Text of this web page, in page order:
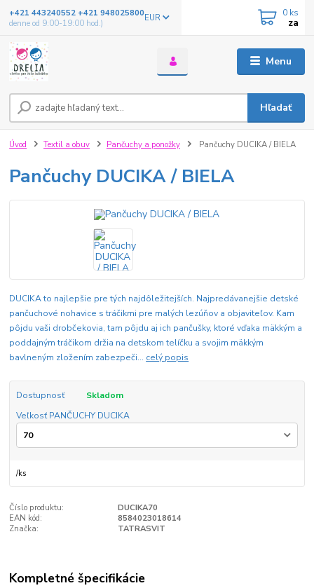
Menu
EUR
Hľadať
+421 443240552 +421 948025800
denne od 9:00-19:00 hod.)
0 ks
za
Úvod Textil a obuv Pančuchy a ponožky Pančuchy DUCIKA / BIELA
Pančuchy DUCIKA / BIELA
DUCIKA to najlepšie pre tých najdôležitejších. Najpredávanejšie detské
pančuchové nohavice s tráčikmi pre malých lezúňov a objaviteľov. Kam
pôjdu vaši drobčekovia, tam pôjdu aj ich pančušky, ktoré vďaka mäkkým a
poddajným tráčikom držia na detskom telíčku a svojim mäkkým
bavlneným zložením zabezpeči... celý popis
Dostupnosť
Skladom
Veľkosť PANČUCHY DUCIKA
/ks
Číslo produktu:
DUCIKA70
EAN kód:
8584023018614
Značka:
TATRASVIT
Kompletné špecifikácie